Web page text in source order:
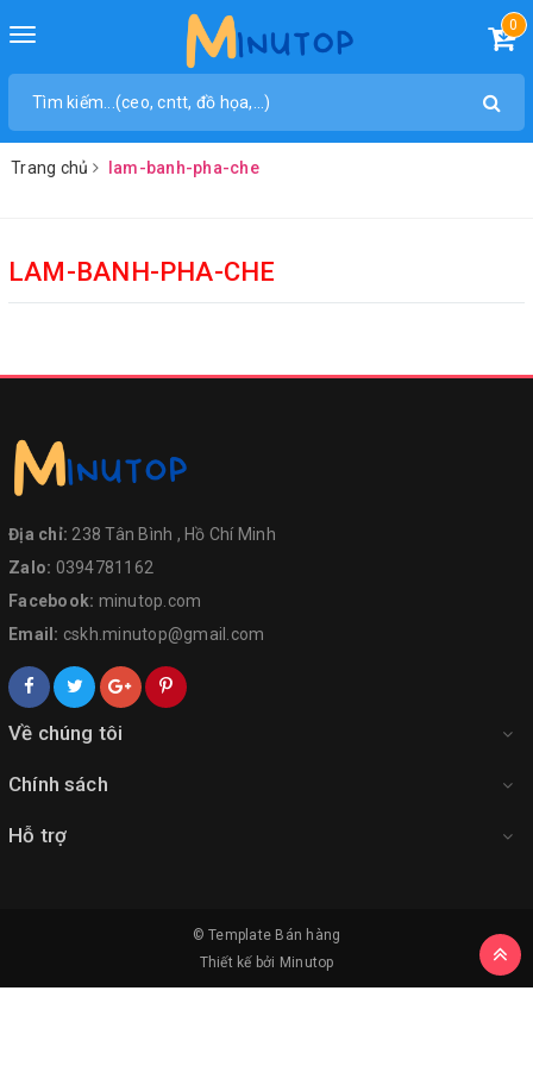
Toggle
0
Trang chủ lam-banh-pha-che
LAM-BANH-PHA-CHE
Địa chỉ: 238 Tân Bình , Hồ Chí Minh
Zalo: 0394781162
Facebook: minutop.com
Email: cskh.minutop@gmail.com
Về chúng tôi
Chính sách
Hỗ trợ
© Template Bán hàng
Thiết kế bởi Minutop